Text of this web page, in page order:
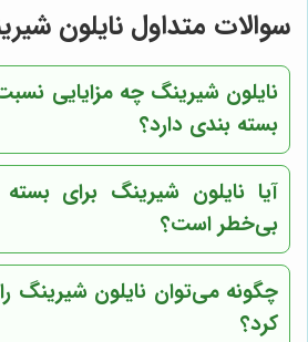
سوالات متداول نایلون
نایلون شیرینگ چه مزایایی
بسته بندی دارد؟
آیا نایلون شیرینگ برای
بی‌خطر است؟
چگونه می‌توان نایلون شیرینگ
کرد؟